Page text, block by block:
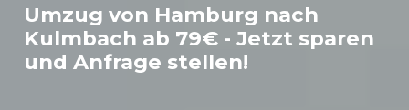
Umzug von Hamburg nach
Kulmbach ab 79€ - Jetzt sparen
und Anfrage stellen!